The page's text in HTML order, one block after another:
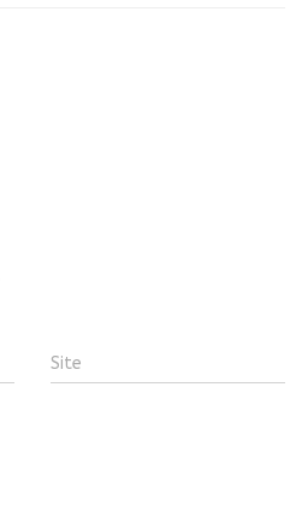
Site